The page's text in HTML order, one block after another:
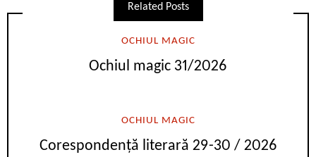
Related Posts
OCHIUL MAGIC
Ochiul magic 31/2026
OCHIUL MAGIC
Corespondență literară 29-30 / 2026